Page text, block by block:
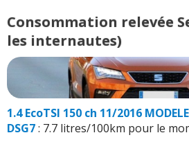
Consommation relevée
les internautes)
1.4 EcoTSI 150 ch 11/2016
DSG7: 7.7 litres/100km pour le